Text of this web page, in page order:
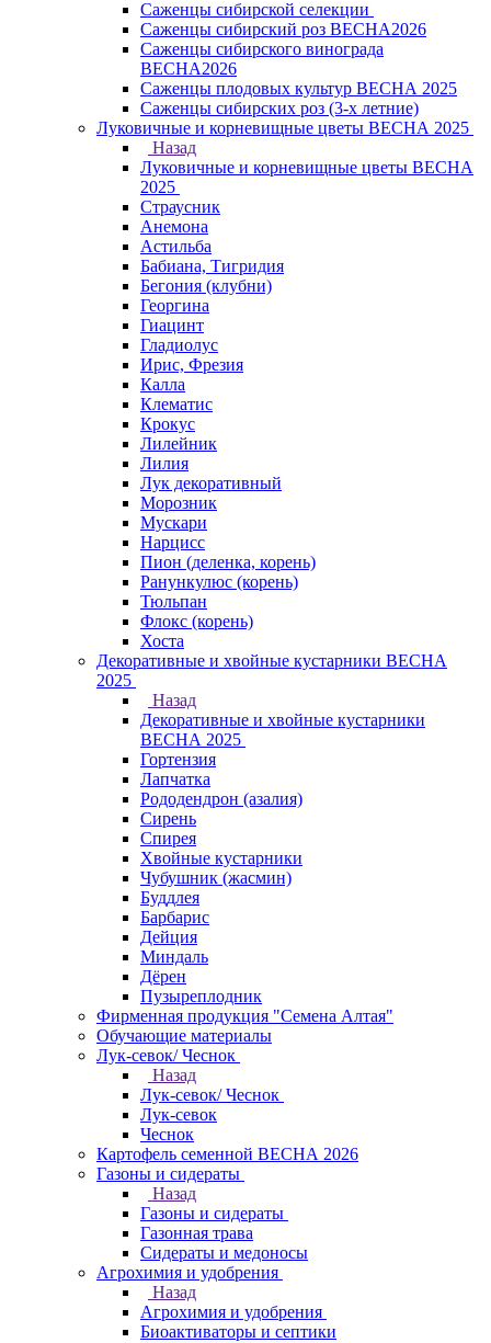
Саженцы сибирской селекции
Саженцы сибирский роз ВЕСНА2026
Саженцы сибирского винограда
ВЕСНА2026
Саженцы плодовых культур ВЕСНА 2025
Саженцы сибирских роз (3-х летние)
Луковичные и корневищные цветы ВЕСНА 2025
Назад
Луковичные и корневищные цветы ВЕСНА
2025
Страусник
Анемона
Астильба
Бабиана, Тигридия
Бегония (клубни)
Георгина
Гиацинт
Гладиолус
Ирис, Фрезия
Калла
Клематис
Крокус
Лилейник
Лилия
Лук декоративный
Морозник
Мускари
Нарцисс
Пион (деленка, корень)
Ранункулюс (корень)
Тюльпан
Флокс (корень)
Хоста
Декоративные и хвойные кустарники ВЕСНА
2025
Назад
Декоративные и хвойные кустарники
ВЕСНА 2025
Гортензия
Лапчатка
Рододендрон (азалия)
Сирень
Спирея
Хвойные кустарники
Чубушник (жасмин)
Буддлея
Барбарис
Дейция
Миндаль
Дёрен
Пузыреплодник
Фирменная продукция "Семена Алтая"
Обучающие материалы
Лук-севок/ Чеснок
Назад
Лук-севок/ Чеснок
Лук-севок
Чеснок
Картофель семенной ВЕСНА 2026
Газоны и сидераты
Назад
Газоны и сидераты
Газонная трава
Сидераты и медоносы
Агрохимия и удобрения
Назад
Агрохимия и удобрения
Биоактиваторы и септики